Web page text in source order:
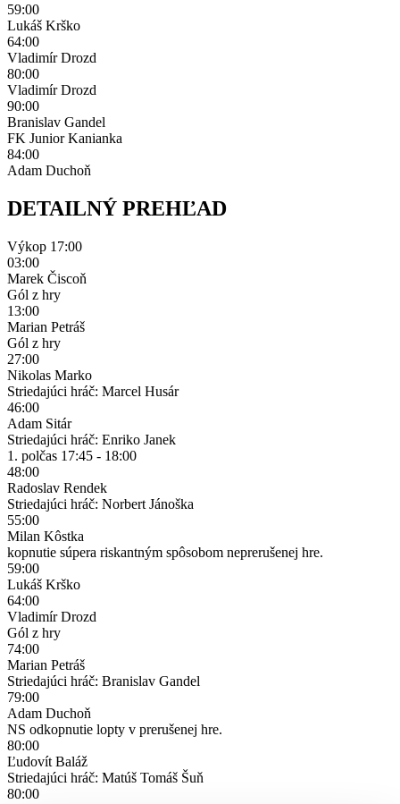
59:00
Lukáš Krško
64:00
Vladimír Drozd
80:00
Vladimír Drozd
90:00
Branislav Gandel
FK Junior Kanianka
84:00
Adam Duchoň
DETAILNÝ PREHĽAD
Výkop 17:00
03:00
Marek Čiscoň
Gól z hry
13:00
Marian Petráš
Gól z hry
27:00
Nikolas Marko
Striedajúci hráč: Marcel Husár
46:00
Adam Sitár
Striedajúci hráč: Enriko Janek
1. polčas 17:45 - 18:00
48:00
Radoslav Rendek
Striedajúci hráč: Norbert Jánoška
55:00
Milan Kôstka
kopnutie súpera riskantným spôsobom neprerušenej hre.
59:00
Lukáš Krško
64:00
Vladimír Drozd
Gól z hry
74:00
Marian Petráš
Striedajúci hráč: Branislav Gandel
79:00
Adam Duchoň
NS odkopnutie lopty v prerušenej hre.
80:00
Ľudovít Baláž
Striedajúci hráč: Matúš Tomáš Šuň
80:00